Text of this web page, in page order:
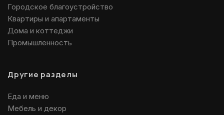
Городское благоустройство
Квартиры и апартаменты
Дома и коттеджи
Промышленность
Другие разделы
Еда и меню
Мебель и декор